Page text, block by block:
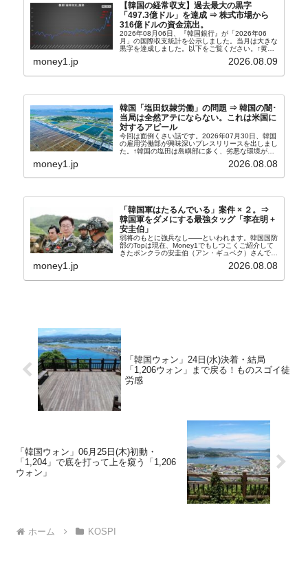
【韓国の経常収支】過去最大の黒字
「497.3億ドル」を達成 ⇒ 株式市場から
316億ドルの資金流出。
2026年08月06日、『韓国銀行』が「2026年06
月」の国際収支統計を公示しました。当月は大きな
黒字を達成しました。以下をご覧ください。↑黄色
の傾向ペンでフォーカスしているのが2026年06月
の経常収支です。2026年06月貿易収支：4...
money1.jp 2026.08.09
韓国「塩田奴隷労働」の問題 ⇒ 韓国の闇･
当局は全然アテにならない。これは米国に
対するアピール
今回は面倒くさい話です。2026年07月30日、韓国
の雇用労働部が興味深いプレスリリースを出しまし
た。↑韓国の塩田は島嶼部に多く、劣悪な環境が一
たといわれます（後述）。これは、いわゆる「塩田
money1.jp 2026.08.08
「韓国軍はたるんでいる」案件 × ２。⇒
韓国軍をダメにする最強タッグ「李在明 +
安圭伯」
弱将のもとに強兵なし――といわれます。韓国国防
部のTopは現在、Money1でもしつこくご紹介して
きたボンクラの安圭伯（アン・ギュベク）さんで
さんと「韓国初の文官上がり」の国防部長官安圭伯
money1.jp 2026.08.08
「韓国ウォン」24日(水)決着・結局
「1,206ウォン」まで戻る！ものスゴイ徒
労感
「韓国ウォン」06月25日(木)初動・
「1,204」で底を打って上を窺う「1,206
ウォン」
ホーム KOSPI